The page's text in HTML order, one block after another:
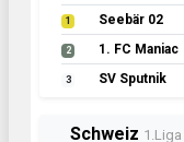
1 Seebär 02
2 1. FC Maniac
3 SV Sputnik
Schweiz 1.Liga